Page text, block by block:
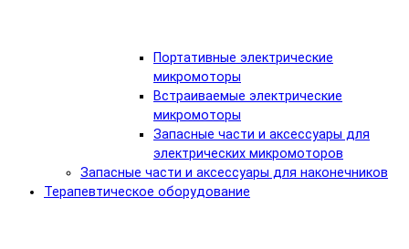
Портативные электрические
микромоторы
Встраиваемые электрические
микромоторы
Запасные части и аксессуары для
электрических микромоторов
Запасные части и аксессуары для наконечников
Терапевтическое оборудование